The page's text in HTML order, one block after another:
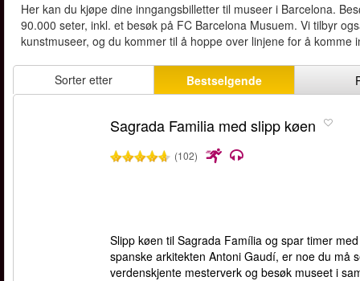
Her kan du kjøpe dine inngangsbilletter til museer i Barcelona.
90.000 seter, inkl. et besøk på FC Barcelona Musuem. Vi tilbyr
kunstmuseer, og du kommer til å hoppe over linjene for å komme
Sorter etter Bestselgende
Sagrada Familia med slipp køen
(102)
Slipp køen til Sagrada Família og spar timer
spanske arkitekten Antoni Gaudí, er noe du må
verdenskjente mesterverk og besøk museet i